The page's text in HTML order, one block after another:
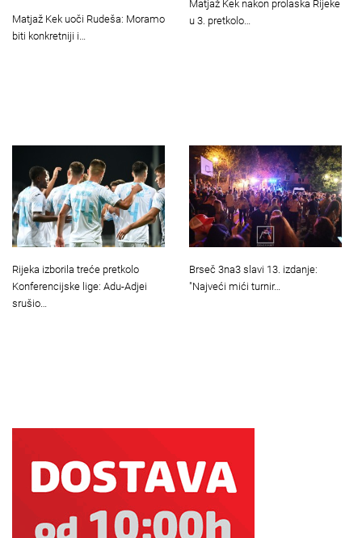
Matjaž Kek uoči Rudeša: Moramo
biti konkretniji i…
Matjaž Kek nakon prolaska Rijeke
u 3. pretkolo…
Rijeka izborila treće pretkolo
Konferencijske lige: Adu-Adjei
srušio…
Brseč 3na3 slavi 13. izdanje:
"Najveći mići turnir…